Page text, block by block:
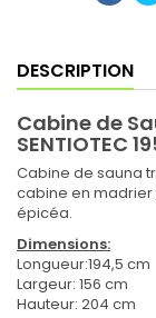
DESCRIPTION
Cabine de
SENTIOTEC
Cabine de sauna
cabine en madrier
épicéa.
Dimensions:
Longueur:194,5 cm
Largeur: 156 cm
Hauteur: 204 cm